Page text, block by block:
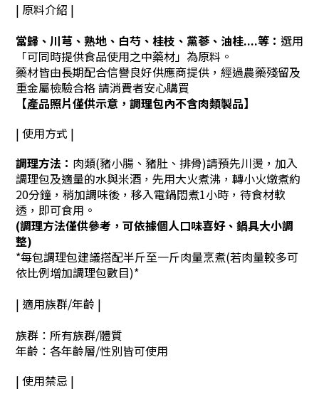
| 原料介紹 |
當歸、川芎、熟地、白芍、桂枝、黨蔘、油桂....等 ： 選用
「可同時提供食品使用之中藥材」為原料。
藥材皆由長期配合信譽良好供應商提供， 經過農藥殘留及
重金屬檢驗合格 請消費者安心購買
【產品照片僅供示意，調理包內不含肉類製品】
| 使用方式 |
調理方法： 肉類(豬小腸、豬肚、排骨)請預先川燙，加入
調理包及適量的水與米酒，先用大火煮沸，轉小火燉煮約
20分鐘，稍加調味後，移入電鍋悶煮1小時，待食材軟
透，即可食用。
(調理方法僅供參考，可依據個人口味喜好、鍋具大小調
整)
*每包調理包建議搭配半斤至一斤肉量烹煮(若肉量較多可
依比例增加調理包數目)*
| 適用族群/年齡 |
族群：所有族群/體質
年齡：各年齡層/性別皆可使用
| 使用禁忌 |